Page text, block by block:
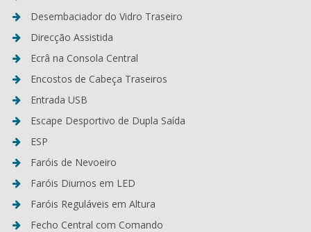
Desembaciador do Vidro Traseiro
Direcção Assistida
Ecrâ na Consola Central
Encostos de Cabeça Traseiros
Entrada USB
Escape Desportivo de Dupla Saída
ESP
Faróis de Nevoeiro
Faróis Diurnos em LED
Faróis Reguláveis em Altura
Fecho Central com Comando